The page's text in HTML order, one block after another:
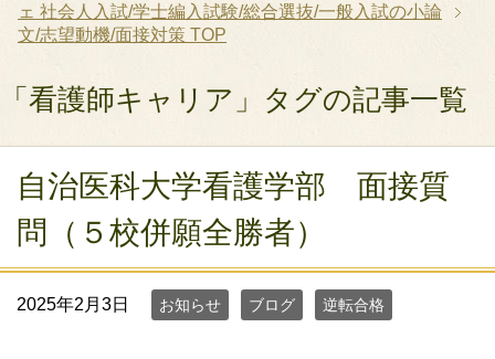
ェ 社会人入試/学士編入試験/総合選抜/一般入試の小論
文/志望動機/面接対策 TOP
「看護師キャリア」タグの記事一覧
自治医科大学看護学部 面接質
問（５校併願全勝者）
2025年2月3日 お知らせ ブログ 逆転合格